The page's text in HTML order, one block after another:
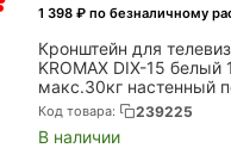
1 398₽ по безналичному
Кронштейн для
KROMAX DIX-15 белый
макс.30кг настенный
наклон (Kromax 20224)
Код товара: 239225
В наличии